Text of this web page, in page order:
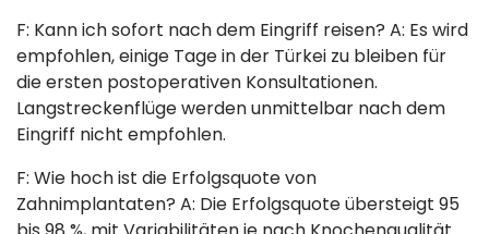
F: Kann ich sofort nach dem Eingriff reisen? A: Es wird
empfohlen, einige Tage in der Türkei zu bleiben für
die ersten postoperativen Konsultationen.
Langstreckenflüge werden unmittelbar nach dem
Eingriff nicht empfohlen.
F: Wie hoch ist die Erfolgsquote von
Zahnimplantaten? A: Die Erfolgsquote übersteigt 95